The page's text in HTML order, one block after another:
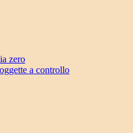
zero
a controllo